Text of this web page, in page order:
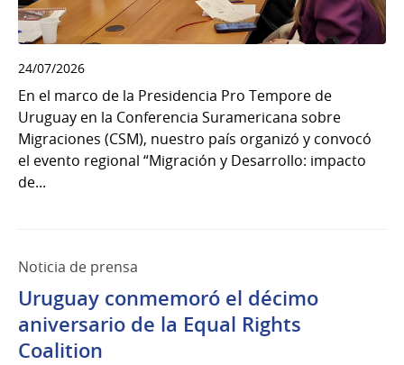
24/07/2026
En el marco de la Presidencia Pro Tempore de
Uruguay en la Conferencia Suramericana sobre
Migraciones (CSM), nuestro país organizó y convocó
el evento regional “Migración y Desarrollo: impacto
de...
Noticia de prensa
Uruguay conmemoró el décimo
aniversario de la Equal Rights
Coalition